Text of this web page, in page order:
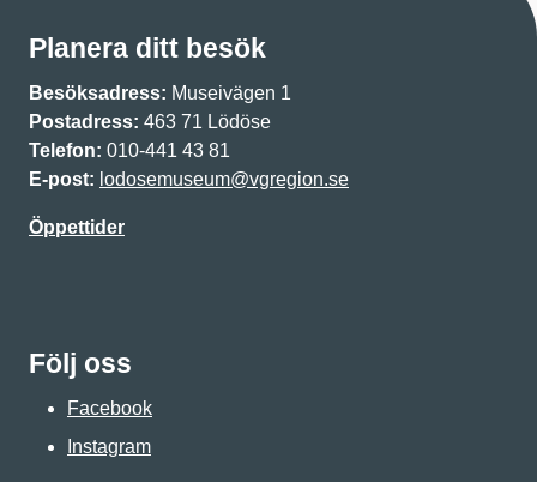
Planera ditt besök
Besöksadress: Museivägen 1
Postadress: 463 71 Lödöse
Telefon: 010-441 43 81
E-post: lodosemuseum@vgregion.se
Öppettider
Följ oss
Facebook
Instagram